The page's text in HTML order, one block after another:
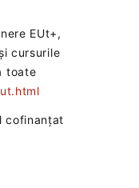
EUt+,
cursurile
toate
cofinanțat